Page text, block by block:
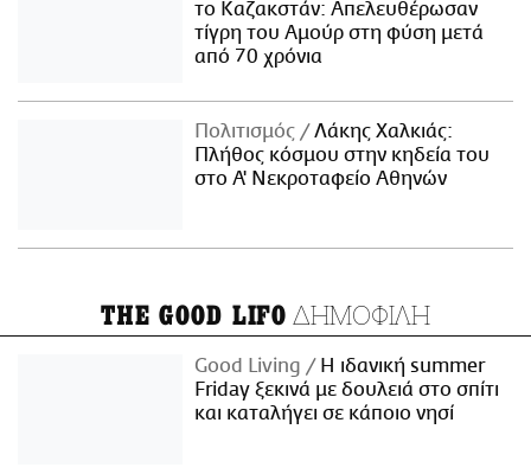
το Καζακστάν: Απελευθέρωσαν
τίγρη του Αμούρ στη φύση μετά
από 70 χρόνια
Πολιτισμός
Λάκης Χαλκιάς:
Πλήθος κόσμου στην κηδεία του
στο Α' Νεκροταφείο Αθηνών
THE GOOD LIFO ΔΗΜΟΦΙΛΗ
Good Living
Η ιδανική summer
Friday ξεκινά με δουλειά στο σπίτι
και καταλήγει σε κάποιο νησί